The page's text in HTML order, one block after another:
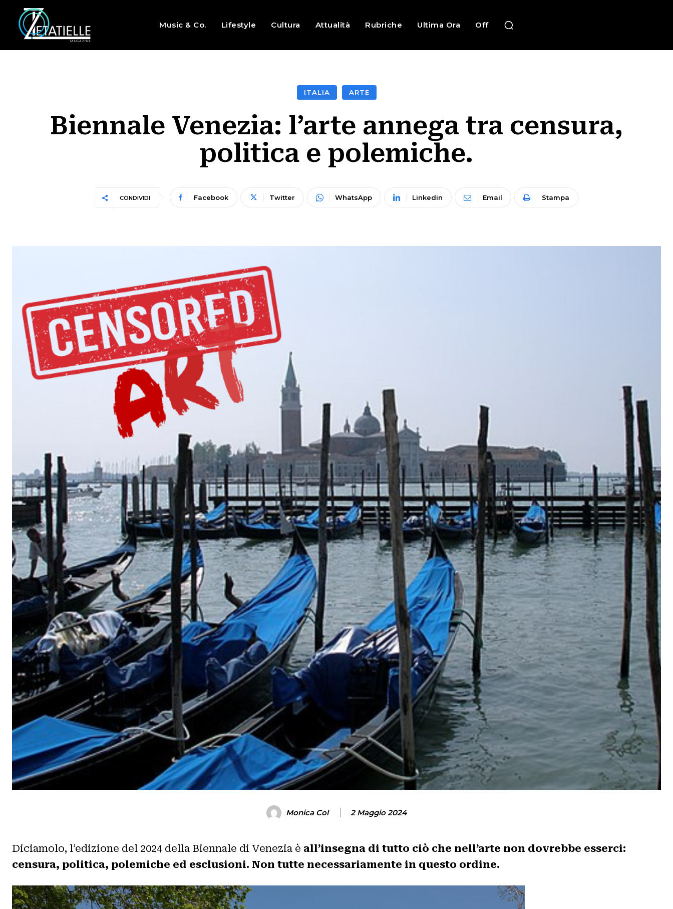
Music & Co. Lifestyle Cultura Attualità Rubriche Ultima Ora Off
ITALIA ARTE
Biennale Venezia: l’arte annega tra censura,
politica e polemiche.
CONDIVIDI Facebook Twitter WhatsApp Linkedin Email Stampa
Monica Col 2 Maggio 2024
Diciamolo, l’edizione del 2024 della Biennale di Venezia è all’insegna di tutto ciò che nell’arte non dovrebbe esserci:
censura, politica, polemiche ed esclusioni. Non tutte necessariamente in questo ordine.